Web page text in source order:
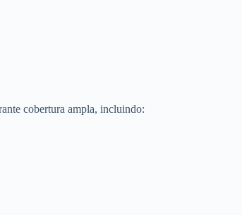
cobertura ampla, incluindo: